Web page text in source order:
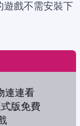
遊戲不需安裝下